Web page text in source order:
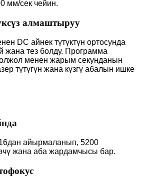
мм/сек чейин.
алмаштыруу
DC айнек түтүктүн ортосунда
жана тез болду. Программа
менен жарым секунданын
түтүгүн жана күзгү абалын ишке
айырмаланып, 5200
жана аба жардамчысы бар.